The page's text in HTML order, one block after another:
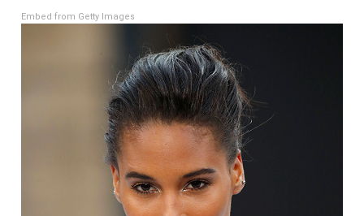
Embed from Getty Images